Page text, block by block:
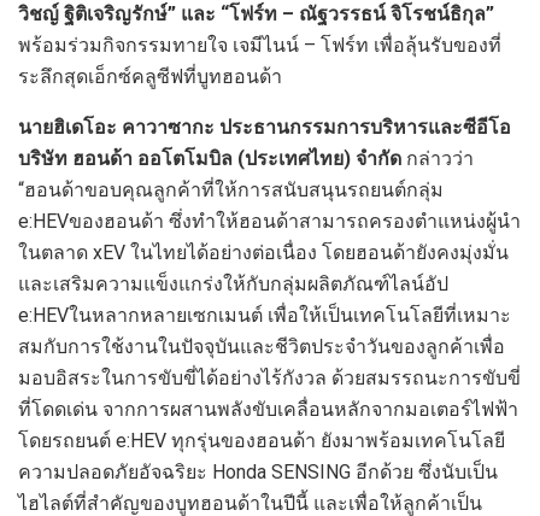
วิชญ์ ฐิติเจริญรักษ์” และ “โฟร์ท – ณัฐวรรธน์ จิโรชน์ธิกุล”
พร้อมร่วมกิจกรรมทายใจ เจมีไนน์ – โฟร์ท เพื่อลุ้นรับของที่
ระลึกสุดเอ็กซ์คลูซีฟที่บูทฮอนด้า
นายฮิเดโอะ คาวาซากะ ประธานกรรมการบริหารและซีอีโอ
บริษัท ฮอนด้า ออโตโมบิล (ประเทศไทย) จำกัด กล่าวว่า
“ฮอนด้าขอบคุณลูกค้าที่ให้การสนับสนุนรถยนต์กลุ่ม
e:HEVของฮอนด้า ซึ่งทำให้ฮอนด้าสามารถครองตำแหน่งผู้นำ
ในตลาด xEV ในไทยได้อย่างต่อเนื่อง โดยฮอนด้ายังคงมุ่งมั่น
และเสริมความแข็งแกร่งให้กับกลุ่มผลิตภัณฑ์ไลน์อัป
e:HEVในหลากหลายเซกเมนต์ เพื่อให้เป็นเทคโนโลยีที่เหมาะ
สมกับการใช้งานในปัจจุบันและชีวิตประจำวันของลูกค้าเพื่อ
มอบอิสระในการขับขี่ได้อย่างไร้กังวล ด้วยสมรรถนะการขับขี่
ที่โดดเด่น จากการผสานพลังขับเคลื่อนหลักจากมอเตอร์ไฟฟ้า
โดยรถยนต์ e:HEV ทุกรุ่นของฮอนด้า ยังมาพร้อมเทคโนโลยี
ความปลอดภัยอัจฉริยะ Honda SENSING อีกด้วย ซึ่งนับเป็น
ไฮไลต์ที่สำคัญของบูทฮอนด้าในปีนี้ และเพื่อให้ลูกค้าเป็น